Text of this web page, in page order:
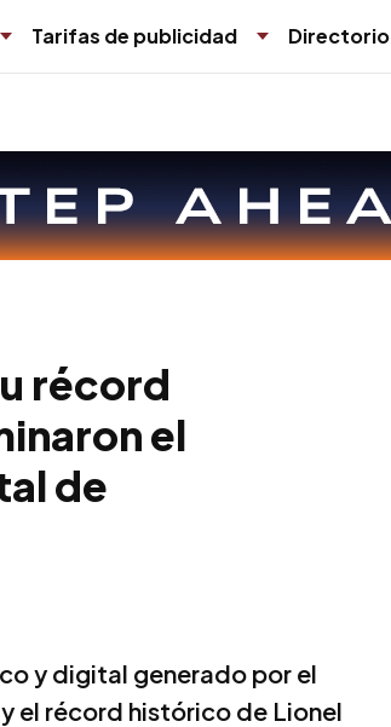
Tarifas de publicidad Directorio
récord
el
de
y digital generado por el
el récord histórico de Lionel